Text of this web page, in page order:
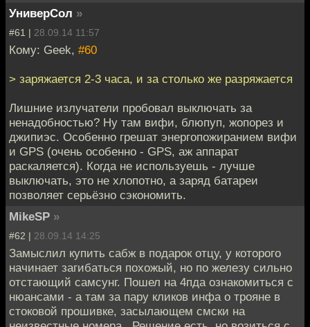
УниверСол »
#61 | 28.09.14 11:57
Кому: Geek, #60
> заряжается 2-3 часа, и за столько же разряжается
Лишние излучатели пробовал выключать за
ненадобностью? Ну там вифи, блюпуп, жопорез и
джипиэс. Особенно грешат энергопожиранием вифи
и GPS (очень особенно - GPS, аж аппарат
раскаляется). Когда не используешь - лучше
выключать, это не хлопотно, а заряд батареи
позволяет серьёзно сэкономить.
MikeSP »
#62 | 28.09.14 14:25
Замыслил купить сабж в подарок отцу, у которого
начинает загибаться похожый, но по железу сильно
отстающий самсунг. Пошел на 4пда ознакомиться с
нюансами - а там за пару кликов инфа о трояне в
стоковой прошивке, засылающем смски на